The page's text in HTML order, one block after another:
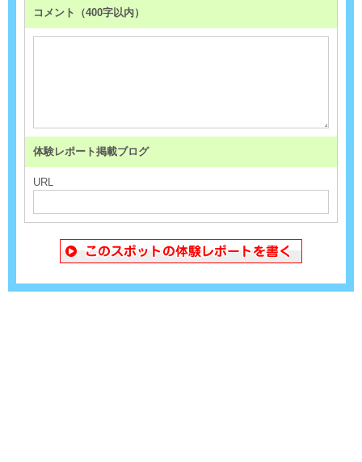
コメント（400字以内）
体験レポート掲載ブログ
URL